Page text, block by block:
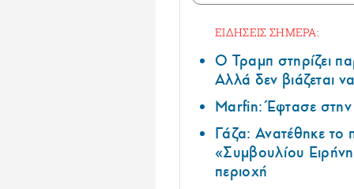
ΕΙΔΗΣΕΙΣ ΣΗΜΕΡΑ:
Ο Τραμπ στηρίζει
Αλλά δεν βιάζεται
Marfin: Έφτασε
Γάζα: Ανατέθηκε το
«Συμβουλίου
περιοχή